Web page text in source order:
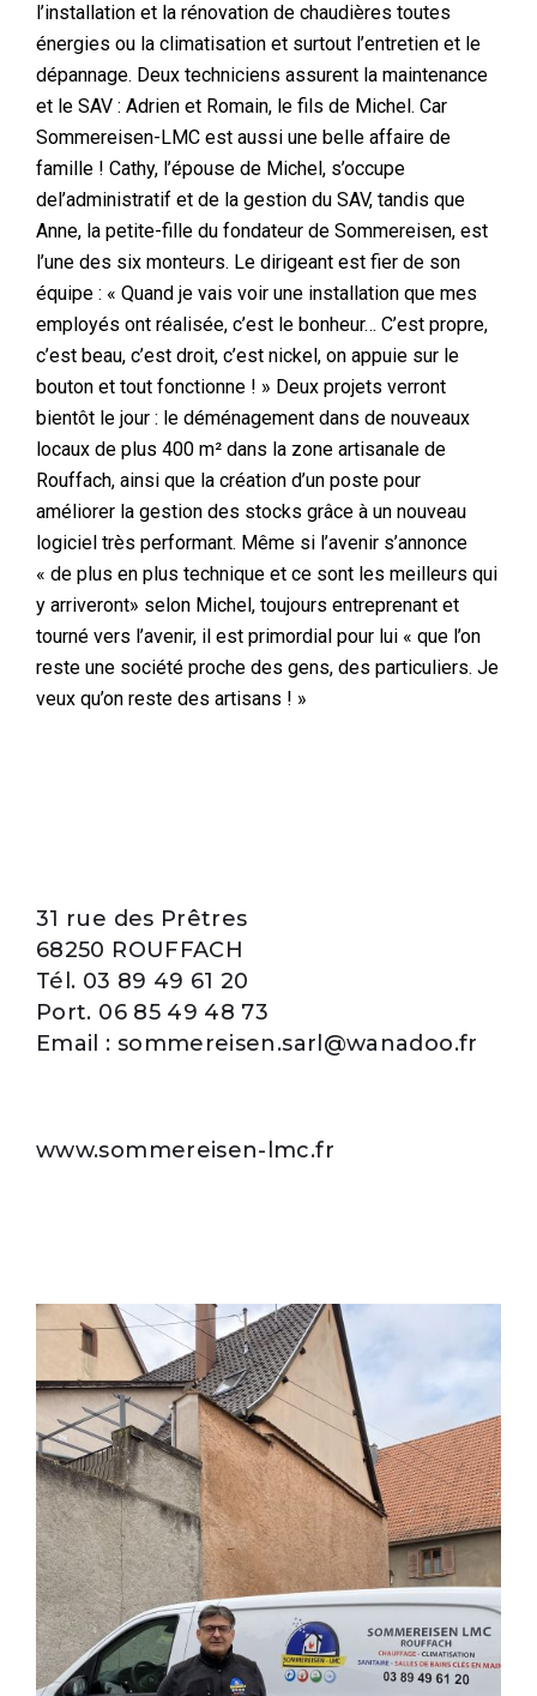
l’installation et la rénovation de chaudières toutes
énergies ou la climatisation et surtout l’entretien et le
dépannage. Deux techniciens assurent la maintenance
et le SAV : Adrien et Romain, le fils de Michel. Car
Sommereisen-LMC est aussi une belle affaire de
famille ! Cathy, l’épouse de Michel, s’occupe
del’administratif et de la gestion du SAV, tandis que
Anne, la petite-fille du fondateur de Sommereisen, est
l’une des six monteurs. Le dirigeant est fier de son
équipe : « Quand je vais voir une installation que mes
employés ont réalisée, c’est le bonheur… C’est propre,
c’est beau, c’est droit, c’est nickel, on appuie sur le
bouton et tout fonctionne ! » Deux projets verront
bientôt le jour : le déménagement dans de nouveaux
locaux de plus 400 m² dans la zone artisanale de
Rouffach, ainsi que la création d’un poste pour
améliorer la gestion des stocks grâce à un nouveau
logiciel très performant. Même si l’avenir s’annonce
« de plus en plus technique et ce sont les meilleurs qui
y arriveront» selon Michel, toujours entreprenant et
tourné vers l’avenir, il est primordial pour lui « que l’on
reste une société proche des gens, des particuliers. Je
veux qu’on reste des artisans ! »
31 rue des Prêtres
68250 ROUFFACH
Tél. 03 89 49 61 20
Port. 06 85 49 48 73
Email : sommereisen.sarl@wanadoo.fr
www.sommereisen-lmc.fr